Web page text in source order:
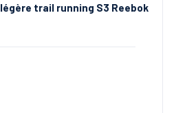
trail running S3 Reebok